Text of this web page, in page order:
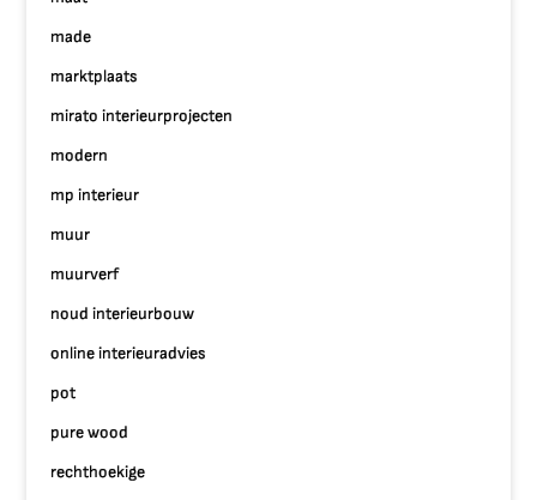
made
marktplaats
mirato interieurprojecten
modern
mp interieur
muur
muurverf
noud interieurbouw
online interieuradvies
pot
pure wood
rechthoekige